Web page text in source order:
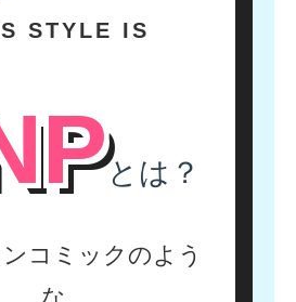
STYLE IS
とは？
コミックのよう